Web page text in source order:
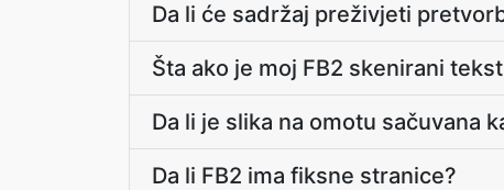
Da li će sadržaj preživjeti
Šta ako je moj FB2 skenirani
Da li je slika na omotu sačuvana
Da li FB2 ima fiksne stranice?